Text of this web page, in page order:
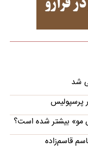
شد
پرسپولیس
مو» بیشتر شده است؟
قاسم‌زاده